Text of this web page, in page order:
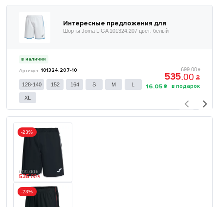
Интересные предложения для
Шорты Joma LIGA 101324.207 цвет: белый
в наличии
101324.207-10
128-140 152 164 S M L
XL
699.00 ₴
535.00 ₴
16.05 ₴
-23%
699.00 ₴
535.00 ₴
-23%